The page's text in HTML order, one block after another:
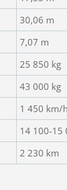
30,06 m
7,07 m
25 850 kg
43 000 kg
1 450 km/h
14 100-15
2 230 km